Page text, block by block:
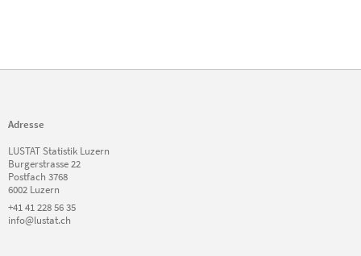
Adresse
LUSTAT Statistik Luzern
Burgerstrasse 22
Postfach 3768
6002 Luzern
+41 41 228 56 35
info@lustat.ch